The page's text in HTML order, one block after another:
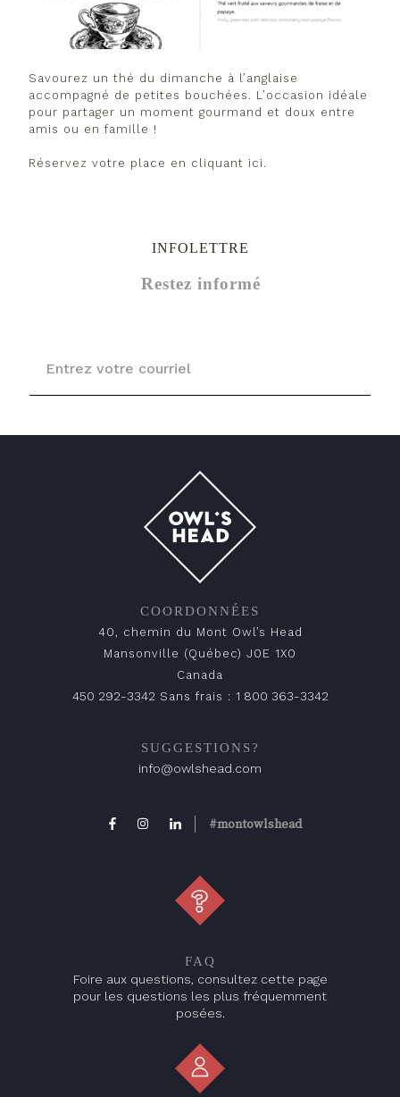
Savourez un thé du dimanche à l’anglaise
accompagné de petites bouchées. L’occasion idéale
pour partager un moment gourmand et doux entre
amis ou en famille !
Réservez votre place en cliquant ici.
INFOLETTRE
Restez informé
COORDONNÉES
40, chemin du Mont Owl’s Head
Mansonville (Québec) J0E 1X0
Canada
450 292-3342 Sans frais : 1 800 363-3342
SUGGESTIONS?
info@owlshead.com
#montowlshead
FAQ
Foire aux questions, consultez cette page
pour les questions les plus fréquemment
posées.